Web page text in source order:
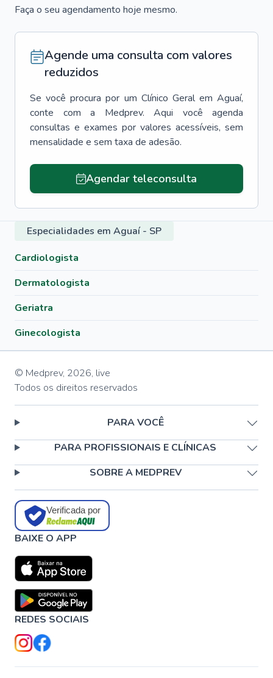
Faça o seu agendamento hoje mesmo.
Agende uma consulta com valores
reduzidos
Se você procura por um Clínico Geral em Aguaí,
conte com a Medprev. Aqui você agenda
consultas e exames por valores acessíveis, sem
mensalidade e sem taxa de adesão.
Agendar teleconsulta
Especialidades em Aguaí - SP
Cardiologista
Dermatologista
Geriatra
Ginecologista
© Medprev, 2026, live
Todos os direitos reservados
PARA VOCÊ
PARA PROFISSIONAIS E CLÍNICAS
SOBRE A MEDPREV
Verificada por
BAIXE O APP
REDES SOCIAIS